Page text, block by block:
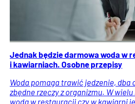
Jednak będzie darmowa woda w
i kawiarniach. Osobne przepisy
Woda pomaga trawić jedzenie, dba
zbędne rzeczy z organizmu. W
wodą w restauracji czy w kawiarni